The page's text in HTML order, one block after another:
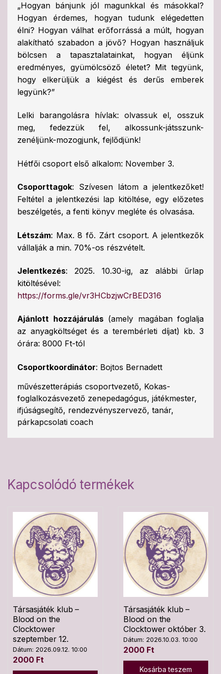
„Hogyan bánjunk jól magunkkal és másokkal?
Hogyan érdemes, hogyan tudunk elégedetten
élni? Hogyan válhat erőforrássá a múlt, hogyan
alakítható szabadon a jövő? Hogyan használjuk
bölcsen a tapasztalatainkat, hogyan éljünk
eredményes, gyümölcsöző életet? Mit tegyünk,
hogy elkerüljük a kiégést és derűs emberek
legyünk?”
Lelki barangolásra hívlak: olvassuk el, osszuk
meg, fedezzük fel, alkossunk-játsszunk-
zenéljünk-mozogjunk, fejlődjünk!
Hétfői csoport első alkalom: November 3.
Csoporttagok: Szívesen látom a jelentkezőket!
Feltétel a jelentkezési lap kitöltése, egy előzetes
beszélgetés, a fenti könyv megléte és olvasása.
Létszám: Max. 8 fő. Zárt csoport. A jelentkezők
vállalják a min. 70%-os részvételt.
Jelentkezés: 2025. 10.30-ig, az alábbi űrlap
kitöltésével:
https://forms.gle/vr3HCbzjwCrBED316
Ajánlott hozzájárulás(amely magában foglalja
az anyagköltséget és a terembérleti díjat) kb. 3
órára: 8000 Ft-tól
Csoportkoordinátor: Bojtos Bernadett
művészetterápiás csoportvezető, Kokas-
foglalkozásvezető zenepedagógus, játékmester,
ifjúságsegítő, rendezvényszervező, tanár,
párkapcsolati coach
Kapcsolódó termékek
Társasjáték klub –
Blood on the
Clocktower
szeptember 12.
Dátum: 2026.09.12. 10:00
2000 Ft
Társasjáték klub –
Blood on the
Clocktower október 3.
Dátum: 2026.10.03. 10:00
2000 Ft
Kosárba teszem